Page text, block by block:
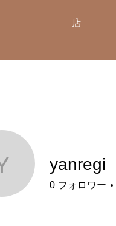
店
yanregiyanregi
0 フォロワー